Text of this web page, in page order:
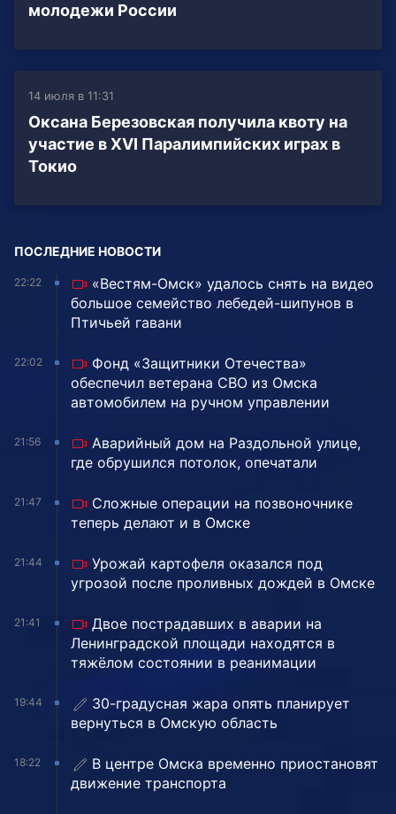
молодежи России
14 июля в 11:31
Оксана Березовская получила квоту на
участие в XVI Паралимпийских играх в
Токио
ПОСЛЕДНИЕ НОВОСТИ
22:22
«Вестям-Омск» удалось снять на видео
большое семейство лебедей-шипунов в
Птичьей гавани
22:02
Фонд «Защитники Отечества»
обеспечил ветерана СВО из Омска
автомобилем на ручном управлении
21:56
Аварийный дом на Раздольной улице,
где обрушился потолок, опечатали
21:47
Сложные операции на позвоночнике
теперь делают и в Омске
21:44
Урожай картофеля оказался под
угрозой после проливных дождей в Омске
21:41
Двое пострадавших в аварии на
Ленинградской площади находятся в
тяжёлом состоянии в реанимации
19:44
30-градусная жара опять планирует
вернуться в Омскую область
18:22
В центре Омска временно приостановят
движение транспорта